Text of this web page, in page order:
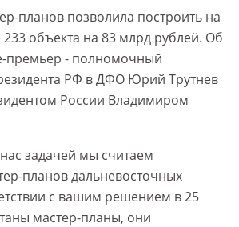
планов позволила построить на
объекта на 83 млрд рублей. Об
премьер - полномочный
РФ в ДФО Юрий Трутнев
России Владимиром
задачей мы считаем
планов дальневосточных
с вашим решением в 25
мастер-планы, они